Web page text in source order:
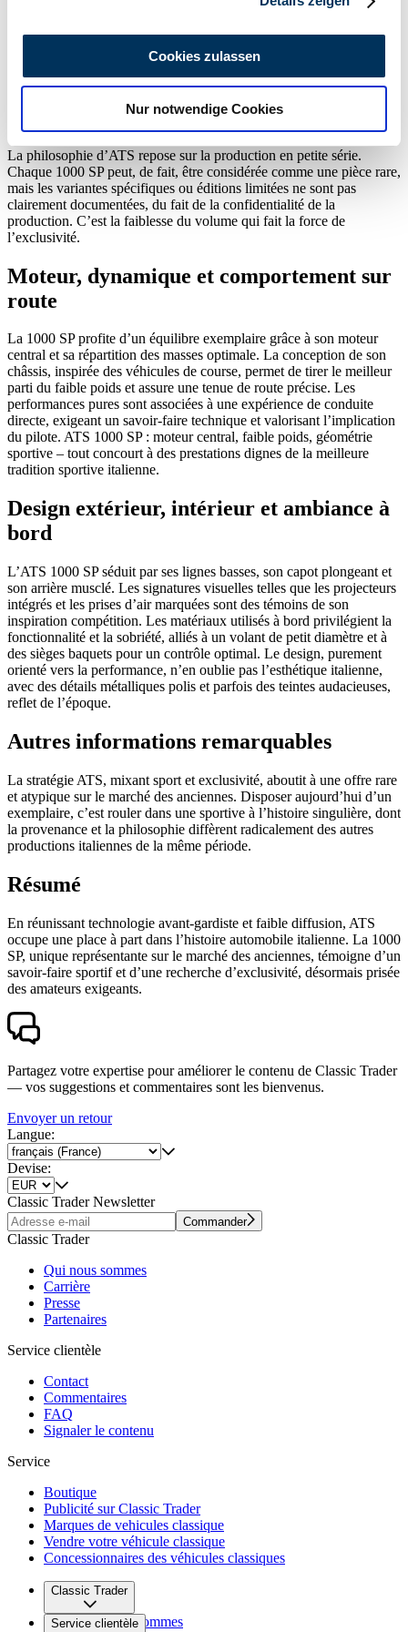
analysieren. Außerdem geben wir Informationen zu Ihrer
Verwendung unserer Website an unsere Partner für
soziale Medien, Werbung und Analysen weiter. Unsere
Partner führen diese Informationen möglicherweise mit
weiteren Daten zusammen, die Sie ihnen bereitgestellt
haben oder die sie im Rahmen Ihrer Nutzung der Dienste
gesammelt haben.Datenschutzerklärung
Cookies zulassen
Nur notwendige Cookies
Données techniques de l’ATS 1000 SP
Variantes
de
carrosserie
Type de
Éditions spéciales et séries limitées
La philosophie d’ATS repose sur la production en petite série.
Chaque 1000 SP peut, de fait, être considérée comme une pièce rare,
mais les variantes spécifiques ou éditions limitées ne sont pas
clairement documentées, du fait de la confidentialité de la
production. C’est la faiblesse du volume qui fait la force de
l’exclusivité.
Moteur, dynamique et comportement sur
route
La 1000 SP profite d’un équilibre exemplaire grâce à son moteur
central et sa répartition des masses optimale. La conception de son
châssis, inspirée des véhicules de course, permet de tirer le meilleur
parti du faible poids et assure une tenue de route précise. Les
performances pures sont associées à une expérience de conduite
directe, exigeant un savoir-faire technique et valorisant l’implication
du pilote. ATS 1000 SP : moteur central, faible poids, géométrie
sportive – tout concourt à des prestations dignes de la meilleure
tradition sportive italienne.
Design extérieur, intérieur et ambiance à
bord
L’ATS 1000 SP séduit par ses lignes basses, son capot plongeant et
son arrière musclé. Les signatures visuelles telles que les projecteurs
intégrés et les prises d’air marquées sont des témoins de son
inspiration compétition. Les matériaux utilisés à bord privilégient la
fonctionnalité et la sobriété, alliés à un volant de petit diamètre et à
des sièges baquets pour un contrôle optimal. Le design, purement
orienté vers la performance, n’en oublie pas l’esthétique italienne,
avec des détails métalliques polis et parfois des teintes audacieuses,
reflet de l’époque.
Autres informations remarquables
La stratégie ATS, mixant sport et exclusivité, aboutit à une offre rare
et atypique sur le marché des anciennes. Disposer aujourd’hui d’un
exemplaire, c’est rouler dans une sportive à l’histoire singulière, dont
la provenance et la philosophie diffèrent radicalement des autres
productions italiennes de la même période.
Résumé
En réunissant technologie avant-gardiste et faible diffusion, ATS
occupe une place à part dans l’histoire automobile italienne. La 1000
SP, unique représentante sur le marché des anciennes, témoigne d’un
savoir-faire sportif et d’une recherche d’exclusivité, désormais prisée
des amateurs exigeants.
Partagez votre expertise pour améliorer le contenu de Classic Trader
— vos suggestions et commentaires sont les bienvenus.
Envoyer un retour
Langue:
Devise:
Classic Trader Newsletter
Commander
Classic Trader
Qui nous sommes
Carrière
Presse
Partenaires
Service clientèle
Contact
Commentaires
FAQ
Signaler le contenu
Service
Boutique
Publicité sur Classic Trader
Marques de vehicules classique
Vendre votre véhicule classique
Concessionnaires des véhicules classiques
Classic Trader
Qui nous sommes
Service clientèle